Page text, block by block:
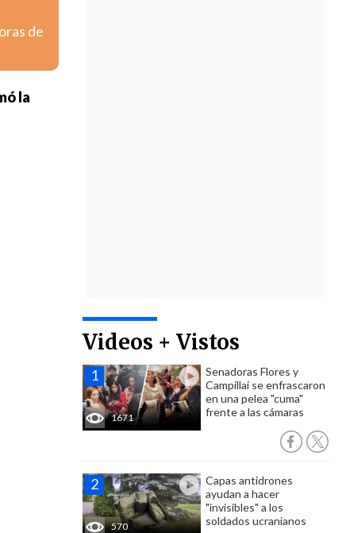
Videos + Vistos
1671
Senadoras Flores y
Campillai se enfrascaron
en una pelea "cuma"
frente a las cámaras
570
Capas antidrones
ayudan a hacer
"invisibles" a los
soldados ucranianos
de
la